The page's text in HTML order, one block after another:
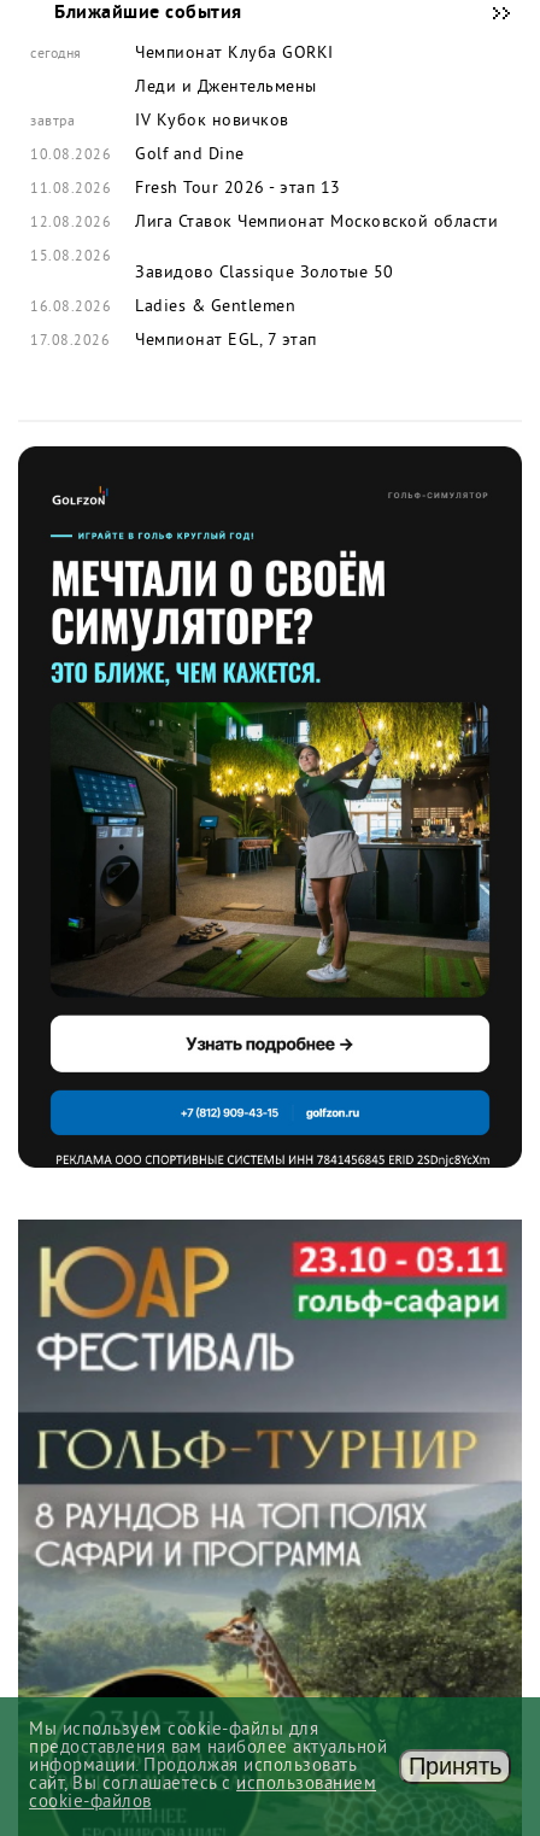
Ближайшие события
сегодня
Чемпионат Клуба GORKI
Леди и Джентельмены
завтра IV Кубок новичков
10.08.2026 Golf and Dine
11.08.2026 Fresh Tour 2026 - этап 13
12.08.2026 Лига Ставок Чемпионат Московской области
15.08.2026
Завидово Classique Золотые 50
16.08.2026 Ladies & Gentlemen
17.08.2026 Чемпионат EGL, 7 этап
Мы используем cookie-файлы для
предоставления вам наиболее актуальной
информации. Продолжая использовать
сайт, Вы соглашаетесь сиспользованием
cookie-файлов
Принять